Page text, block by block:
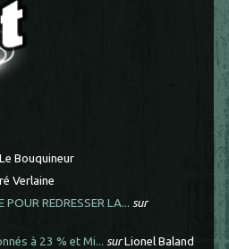
Le Bouquineur
Verlaine
POUR REDRESSER LA... sur
à 23 % et Mi... surLionel Baland